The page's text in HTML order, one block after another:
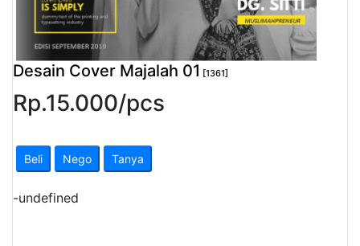
Desain Cover Majalah 01 [1361]
Rp.15.000/pcs
Beli Nego Tanya
-undefined